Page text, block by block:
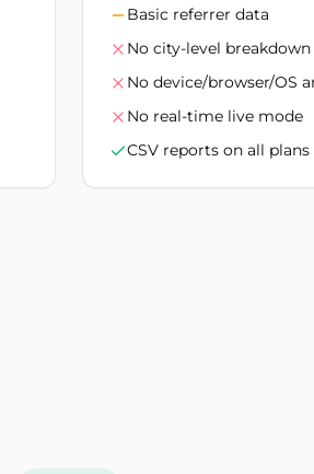
Basic referrer data
No city-level breakdown
No device/browser/OS
No real-time live mode
CSV reports on all plans